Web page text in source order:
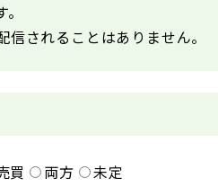
されることはありません。
買 両方 未定